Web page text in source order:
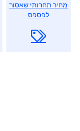
מחיר תחרותי שאסור
לפספס